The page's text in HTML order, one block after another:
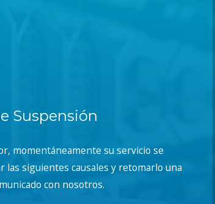
Suspensión
momentáneamente su servicio se
siguientes causales y retomarlo una
con nosotros.